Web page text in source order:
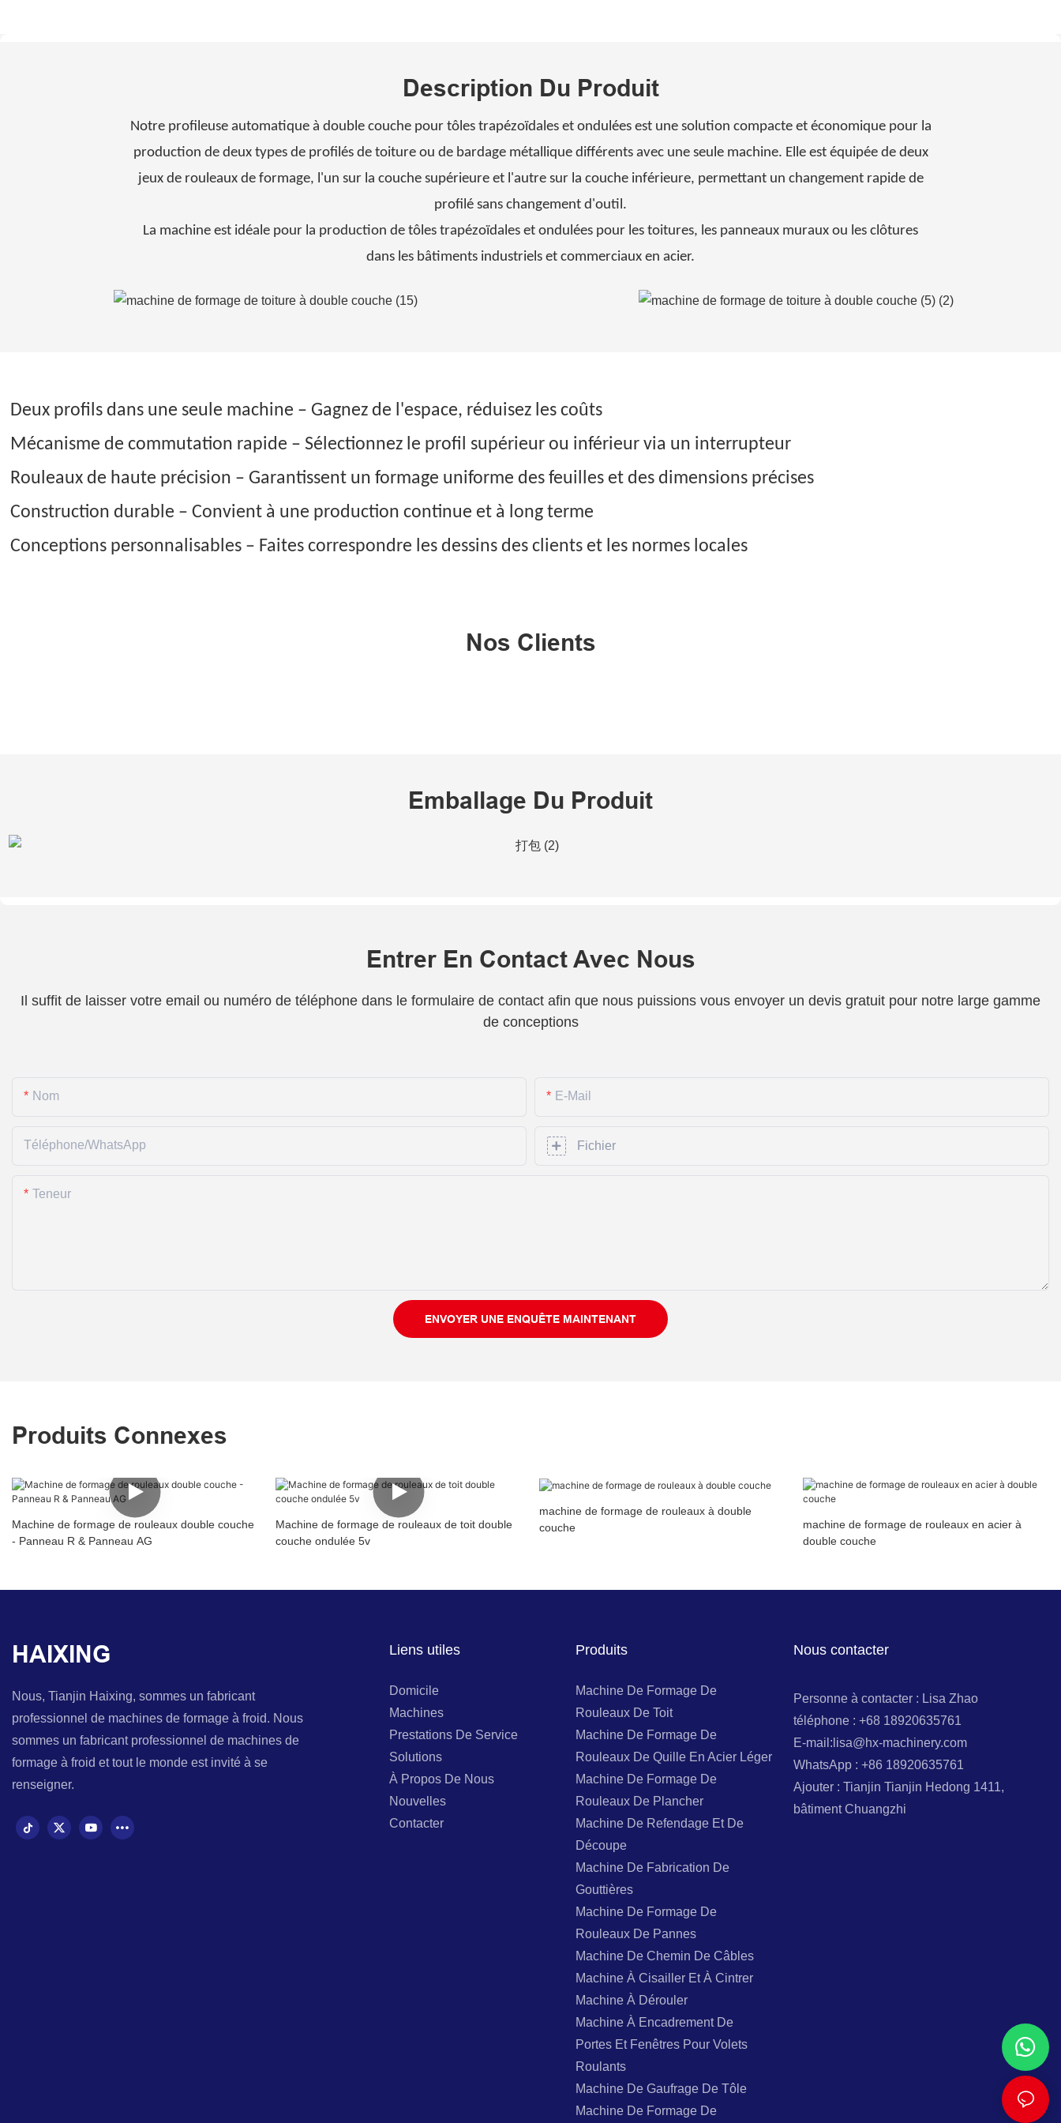
Description Du Produit
Notre profileuse automatique à double couche pour tôles trapézoïdales et ondulées est une solution compacte et économique pour la
production de deux types de profilés de toiture ou de bardage métallique différents avec une seule machine. Elle est équipée de deux
jeux de rouleaux de formage, l'un sur la couche supérieure et l'autre sur la couche inférieure, permettant un changement rapide de
profilé sans changement d'outil.
La machine est idéale pour la production de tôles trapézoïdales et ondulées pour les toitures, les panneaux muraux ou les clôtures
dans les bâtiments industriels et commerciaux en acier.
Deux profils dans une seule machine – Gagnez de l'espace, réduisez les coûts
Mécanisme de commutation rapide – Sélectionnez le profil supérieur ou inférieur via un interrupteur
Rouleaux de haute précision – Garantissent un formage uniforme des feuilles et des dimensions précises
Construction durable – Convient à une production continue et à long terme
Conceptions personnalisables – Faites correspondre les dessins des clients et les normes locales
Nos Clients
Emballage Du Produit
Entrer En Contact Avec Nous
Il suffit de laisser votre email ou numéro de téléphone dans le formulaire de contact afin que nous puissions vous envoyer un devis gratuit pour notre large gamme
de conceptions
Nom E-Mail
Téléphone/WhatsApp Fichier
Teneur
ENVOYER UNE ENQUÊTE MAINTENANT
Produits Connexes
Machine de formage de rouleaux double couche
- Panneau R & Panneau AG
Machine de formage de rouleaux de toit double
couche ondulée 5v
machine de formage de rouleaux à double
couche
machine de formage de rouleaux en acier à
double couche
HAIXING
Nous, Tianjin Haixing, sommes un fabricant
professionnel de machines de formage à froid. Nous
sommes un fabricant professionnel de machines de
formage à froid et tout le monde est invité à se
renseigner.
Liens utiles
Domicile
Machines
Prestations De Service
Solutions
À Propos De Nous
Nouvelles
Contacter
Produits
Machine De Formage De
Rouleaux De Toit
Machine De Formage De
Rouleaux De Quille En Acier Léger
Machine De Formage De
Rouleaux De Plancher
Machine De Refendage Et De
Découpe
Machine De Fabrication De
Gouttières
Machine De Formage De
Rouleaux De Pannes
Machine De Chemin De Câbles
Machine À Cisailler Et À Cintrer
Machine À Dérouler
Machine À Encadrement De
Portes Et Fenêtres Pour Volets
Roulants
Machine De Gaufrage De Tôle
Machine De Formage De
Nous contacter
Personne à contacter : Lisa Zhao
téléphone : +68 18920635761
E-mail:lisa@hx-machinery.com
WhatsApp : +86 18920635761
Ajouter : Tianjin Tianjin Hedong 1411,
bâtiment Chuangzhi